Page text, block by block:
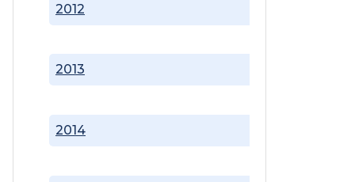
2012
2013
2014